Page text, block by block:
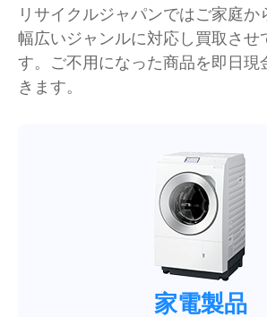
リサイクルジャパンではご家庭か
幅広いジャンルに対応し買取させ
す。ご不用になった商品を即日現
きます。
家電製品